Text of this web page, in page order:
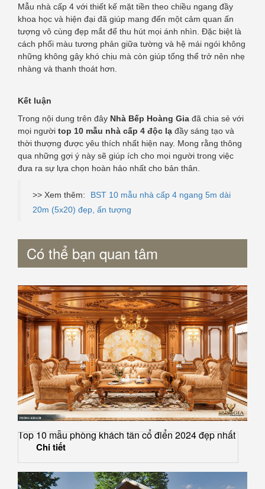
Mẫu nhà cấp 4 với thiết kế mặt tiền theo chiều ngang đầy
khoa học và hiện đại đã giúp mang đến một cảm quan ấn
tượng vô cùng đẹp mắt để thu hút mọi ánh nhìn. Đặc biệt là
cách phối màu tương phản giữa tường và hệ mái ngói không
những không gây khó chịu mà còn giúp tổng thể trở nên nhẹ
nhàng và thanh thoát hơn.
Kết luận
Trong nội dung trên đây Nhà Bếp Hoàng Gia đã chia sẻ với
mọi người top 10 mẫu nhà cấp 4 độc lạ đầy sáng tạo và
thời thượng được yêu thích nhất hiện nay. Mong rằng thông
qua những gợi ý này sẽ giúp ích cho mọi người trong việc
đưa ra sự lựa chọn hoàn hảo nhất cho bản thân.
>> Xem thêm:
BST 10 mẫu nhà cấp 4 ngang 5m dài
20m (5x20) đẹp, ấn tượng
Có thể bạn quan tâm
Top 10 mẫu phòng khách tân cổ điển 2024 đẹp nhất
Chi tiết